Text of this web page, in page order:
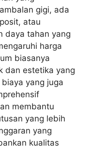
gigi, ada
atau
daya tahan yang
harga
biasanya
dan estetika yang
yang juga
membantu
yang lebih
yang
kualitas